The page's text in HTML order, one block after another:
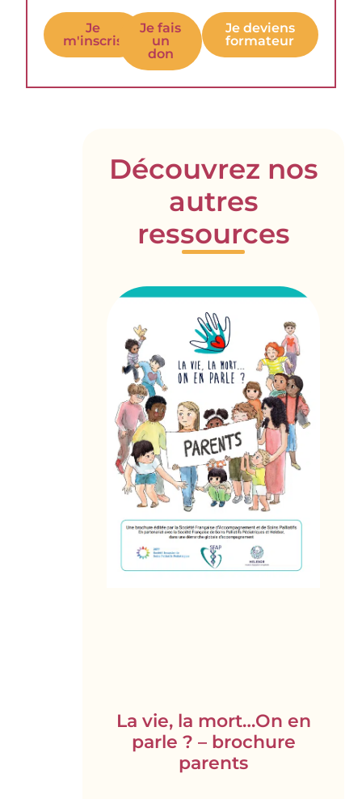
Je
m'inscris
Je fais
un
don
Je deviens
formateur
Découvrez nos
autres
ressources
La vie, la mort…On en
parle ? – brochure
parents